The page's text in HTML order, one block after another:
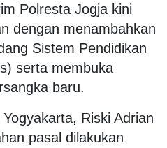
Polresta Jogja kini
dengan menambahkan
Sistem Pendidikan
serta membuka
baru.
Riski Adrian
pasal dilakukan